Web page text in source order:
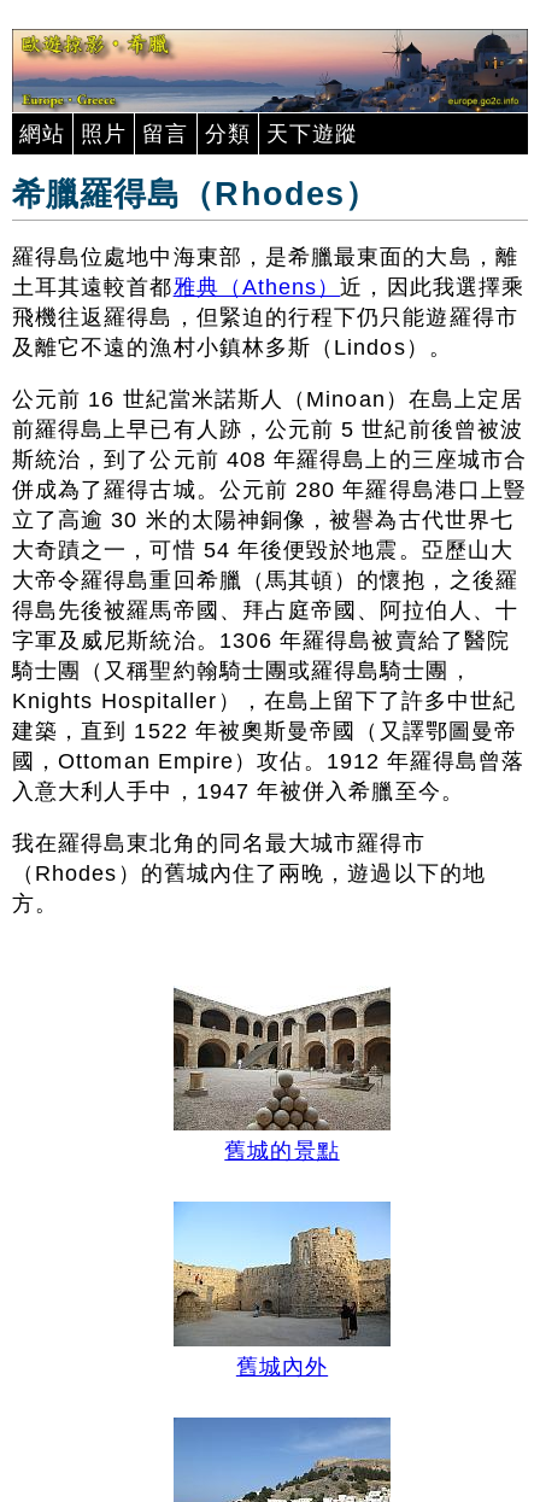
網站 照片 留言 分類 天下遊蹤
希臘羅得島（Rhodes）
羅得島位處地中海東部，是希臘最東面的大島，離
土耳其遠較首都雅典（Athens）近，因此我選擇乘
飛機往返羅得島，但緊迫的行程下仍只能遊羅得市
及離它不遠的漁村小鎮林多斯（Lindos）。
公元前 16 世紀當米諾斯人（Minoan）在島上定居
前羅得島上早已有人跡，公元前 5 世紀前後曾被波
斯統治，到了公元前 408 年羅得島上的三座城市合
併成為了羅得古城。公元前 280 年羅得島港口上豎
立了高逾 30 米的太陽神銅像，被譽為古代世界七
大奇蹟之一，可惜 54 年後便毀於地震。亞歷山大
大帝令羅得島重回希臘（馬其頓）的懷抱，之後羅
得島先後被羅馬帝國、拜占庭帝國、阿拉伯人、十
字軍及威尼斯統治。1306 年羅得島被賣給了醫院
騎士團（又稱聖約翰騎士團或羅得島騎士團，
Knights Hospitaller），在島上留下了許多中世紀
建築，直到 1522 年被奧斯曼帝國（又譯鄂圖曼帝
國，Ottoman Empire）攻佔。1912 年羅得島曾落
入意大利人手中，1947 年被併入希臘至今。
我在羅得島東北角的同名最大城市羅得市
（Rhodes）的舊城內住了兩晚，遊過以下的地
方。
舊城的景點
舊城內外